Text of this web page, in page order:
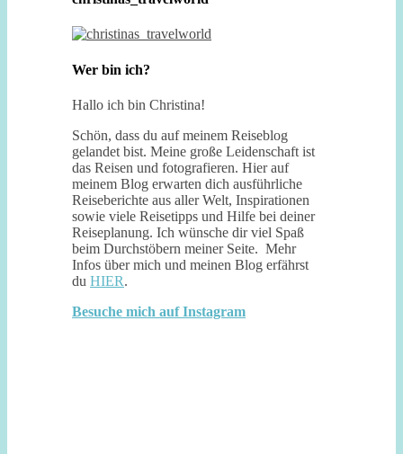
Wer bin ich?
Hallo ich bin Christina!
Schön, dass du auf meinem Reiseblog
gelandet bist. Meine große Leidenschaft ist
das Reisen und fotografieren. Hier auf
meinem Blog erwarten dich ausführliche
Reiseberichte aus aller Welt, Inspirationen
sowie viele Reisetipps und Hilfe bei deiner
Reiseplanung. Ich wünsche dir viel Spaß
beim Durchstöbern meiner Seite. Mehr
Infos über mich und meinen Blog erfährst
du HIER.
Besuche mich auf Instagram